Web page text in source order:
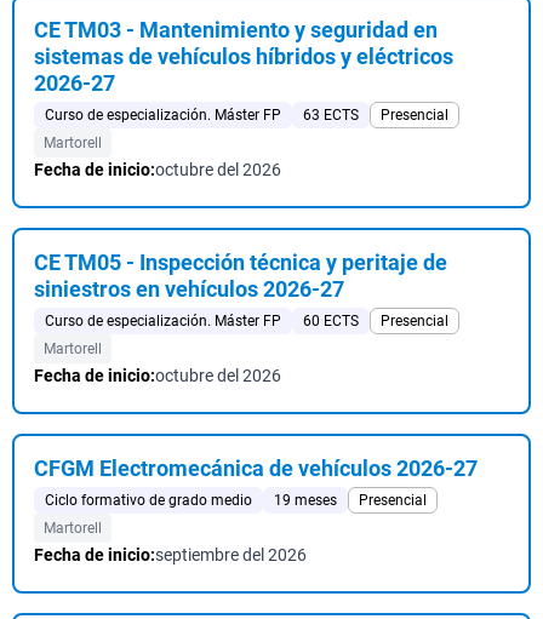
CE TM03 - Mantenimiento y seguridad en
sistemas de vehículos híbridos y eléctricos
2026-27
Curso de especialización. Máster FP 63 ECTS
Presencial
Martorell
Fecha de inicio:octubre del 2026
CE TM05 - Inspección técnica y peritaje de
siniestros en vehículos 2026-27
Curso de especialización. Máster FP 60 ECTS
Presencial
Martorell
Fecha de inicio:octubre del 2026
CFGM Electromecánica de vehículos 2026-27
Ciclo formativo de grado medio 19 meses
Presencial
Martorell
Fecha de inicio:septiembre del 2026